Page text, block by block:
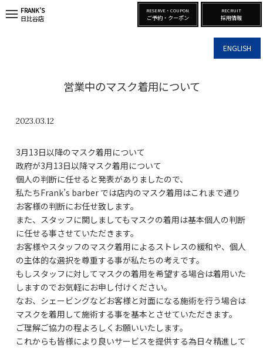
ENGLISH
FRANK’S
日比谷店
RESERVE・COUPON
ご予約・クーポン
RECRUIT
採用情報
営業中のマスク着用について
2023.03.12
3月13日以降のマスク着用について
政府が3月13日以降マスク着用について
個人の判断に任せると発表がありましたので、
私たちFrank’s barber では店内のマスク着用はこれまで通り
お客様の判断にお任せ致します。
また、スタッフに関しましてもマスクの着用は基本個人の判断
に任せる事させていただきます。
お客様やスタッフのマスク着用によるストレスの緩和や、個人
の主体的な選択を尊重する事が私たちの考えです。
もしスタッフに対してマスクの着用を希望する場合は着用いた
しますのでお気軽にお申し付けください。
なお、シェービングなどお客様と対面になる施術を行う場合は
マスクを着用して施術する事を基本とさせていただきます。
ご理解ご協力の程よろしくお願いいたします。
これからも皆様により良いサービスを提供する為日々精進して
t